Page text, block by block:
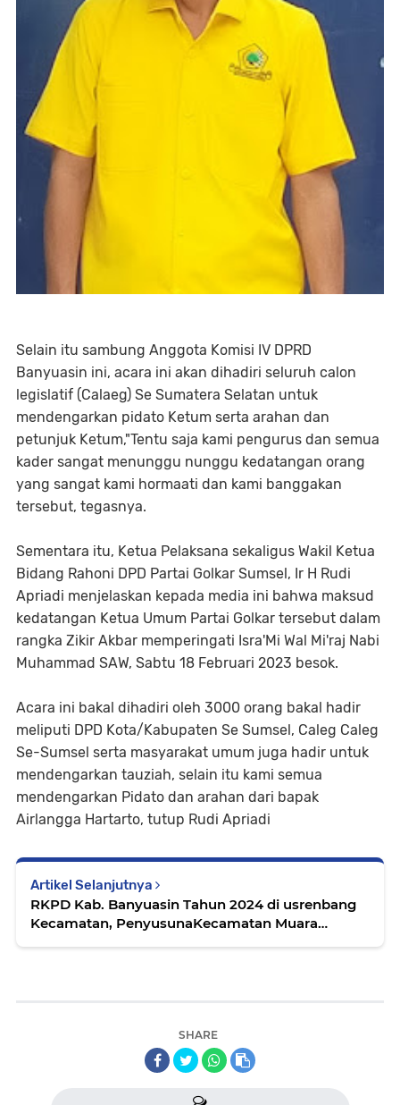
Selain itu sambung Anggota Komisi IV DPRD
Banyuasin ini, acara ini akan dihadiri seluruh calon
legislatif (Calaeg) Se Sumatera Selatan untuk
mendengarkan pidato Ketum serta arahan dan
petunjuk Ketum,"Tentu saja kami pengurus dan semua
kader sangat menunggu nunggu kedatangan orang
yang sangat kami hormaati dan kami banggakan
tersebut, tegasnya.
Sementara itu, Ketua Pelaksana sekaligus Wakil Ketua
Bidang Rahoni DPD Partai Golkar Sumsel, Ir H Rudi
Apriadi menjelaskan kepada media ini bahwa maksud
kedatangan Ketua Umum Partai Golkar tersebut dalam
rangka Zikir Akbar memperingati Isra'Mi Wal Mi'raj Nabi
Muhammad SAW, Sabtu 18 Februari 2023 besok.
Acara ini bakal dihadiri oleh 3000 orang bakal hadir
meliputi DPD Kota/Kabupaten Se Sumsel, Caleg Caleg
Se-Sumsel serta masyarakat umum juga hadir untuk
mendengarkan tauziah, selain itu kami semua
mendengarkan Pidato dan arahan dari bapak
Airlangga Hartarto, tutup Rudi Apriadi
Artikel Selanjutnya
RKPD Kab. Banyuasin Tahun 2024 di usrenbang
Kecamatan, PenyusunaKecamatan Muara
SHARE